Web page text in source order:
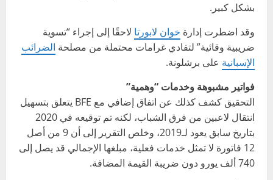
بشكل كبير.
وقد اضطرت إدارة خوان لابورتا لاحقًا إلى إجراء “تسوية
ضريبية وقائية” لتفادي غرامات محتملة من مصلحة الضرائب
الإسبانية على برشلونة.
فواتير مشبوهة وخدمات “وهمية”
التحقيق كشف كذلك عن اتفاق إضافي مع BFE يتعلق بتسهيل
انتقال لاعبين من فرق الشباب، لكنه تم توقيعه في 2020
بتاريخ سابق يعود لـ2019، وخلص التقرير إلى أن 9 من أصل
12 فاتورة لا تمثل خدمات فعلية، مبلغها الإجمالي قد يصل إلى
740 ألف يورو دون ضريبة القيمة المضافة.